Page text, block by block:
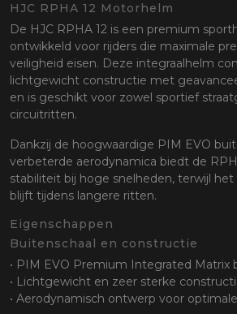
HJC RPHA 12 Motorhelm
De HJC RPHA 12 is een premium
ontwikkeld voor rijders die maximale
veiligheid eisen. Deze integraalhelm
lichtgewicht constructie met
en is geschikt voor zowel sportief
circuitritten.
Dankzij de hoogwaardige PIM EVO
verbeterde aerodynamica biedt de
stabiliteit bij hoge snelheden, terwijl
blijft tijdens langere ritten.
Eigenschappen
Buitenschaal en constructie
• PIM EVO Premium Integrated Matrix
• Lichtgewicht en zeer sterke
• Aerodynamisch ontwerp voor